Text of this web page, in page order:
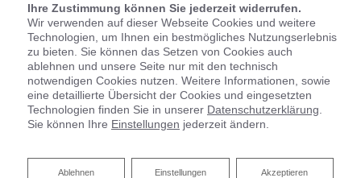
Basic-Bad 15,9 ㎡
Ihre Zustimmung können Sie jederzeit widerrufen.
Wir verwenden auf dieser Webseite Cookies und weitere
Technologien, um Ihnen ein bestmögliches Nutzungserlebnis
zu bieten. Sie können das Setzen von Cookies auch
ablehnen und unsere Seite nur mit den technisch
notwendigen Cookies nutzen. Weitere Informationen, sowie
eine detaillierte Übersicht der Cookies und eingesetzten
Technologien finden Sie in unserer Datenschutzerklärung
Sie können Ihre Einstellungen jederzeit ändern.
Akzeptieren
Einstellungen
Ablehnen
Ablehnen